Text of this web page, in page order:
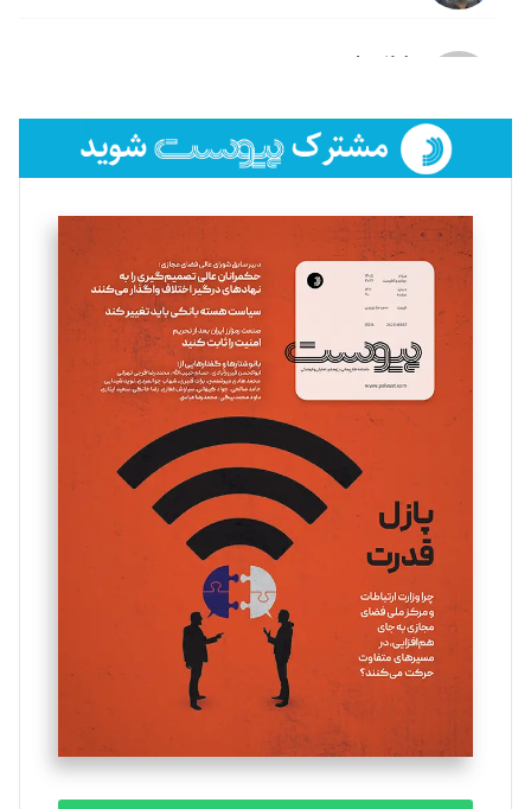
لیلا حنارود
فائزه فتحی رستمی
تحریریه
سروش کرمیان
تحریریه
مینا پاکدل
یسنا امان‌پور
تحریریه
ملینا جعفری
تحریریه
مصطفی مسجدی آرانی
تحریریه